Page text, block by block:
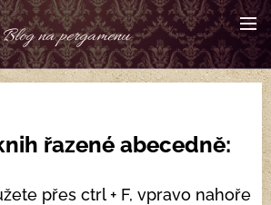
Blog na pergamenu
řazené abecedně:
přes ctrl + F, vpravo nahoře